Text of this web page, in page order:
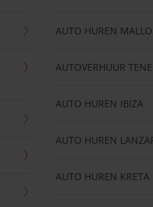
AUTO HUREN
AUTOVERHUUR
AUTO HUREN IBIZA
AUTO HUREN
AUTO HUREN KRETA